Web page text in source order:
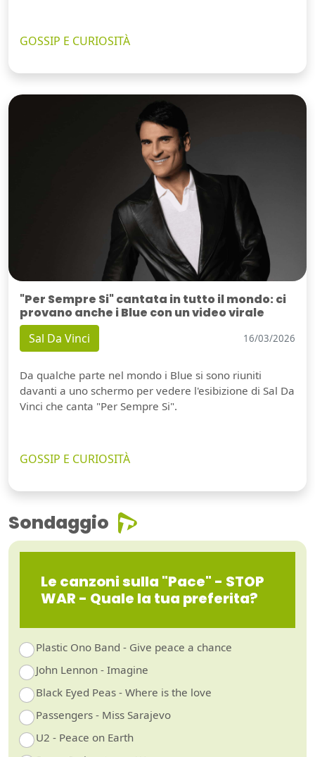
GOSSIP E CURIOSITÀ
"Per Sempre Si" cantata in tutto il mondo: ci
provano anche i Blue con un video virale
Sal Da Vinci 16/03/2026
Da qualche parte nel mondo i Blue si sono riuniti
davanti a uno schermo per vedere l'esibizione di Sal Da
Vinci che canta "Per Sempre Si".
GOSSIP E CURIOSITÀ
Sondaggio
Le canzoni sulla "Pace" - STOP
WAR - Quale la tua preferita?
Plastic Ono Band - Give peace a chance
John Lennon - Imagine
Black Eyed Peas - Where is the love
Passengers - Miss Sarajevo
U2 - Peace on Earth